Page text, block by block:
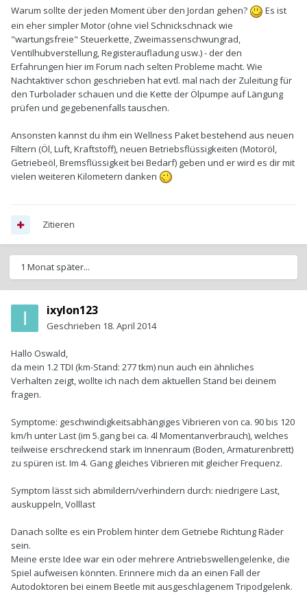
Warum sollte der jeden Moment über den Jordan gehen?
Es ist
ein eher simpler Motor (ohne viel Schnickschnack wie
"wartungsfreie" Steuerkette, Zweimassenschwungrad,
Ventilhubverstellung, Registeraufladung usw.) - der den
Erfahrungen hier im Forum nach selten Probleme macht. Wie
Nachtaktiver schon geschrieben hat evtl. mal nach der Zuleitung für
den Turbolader schauen und die Kette der Ölpumpe auf Längung
prüfen und gegebenenfalls tauschen.
Ansonsten kannst du ihm ein Wellness Paket bestehend aus neuen
Filtern (Öl, Luft, Kraftstoff), neuen Betriebsflüssigkeiten (Motoröl,
Getriebeöl, Bremsflüssigkeit bei Bedarf) geben und er wird es dir mit
vielen weiteren Kilometern danken
Zitieren
1 Monat später...
ixylon123
Geschrieben 18. April 2014
Hallo Oswald,
da mein 1.2 TDI (km-Stand: 277 tkm) nun auch ein ähnliches
Verhalten zeigt, wollte ich nach dem aktuellen Stand bei deinem
fragen.
Symptome: geschwindigkeitsabhängiges Vibrieren von ca. 90 bis 120
km/h unter Last (im 5.gang bei ca. 4l Momentanverbrauch), welches
teilweise erschreckend stark im Innenraum (Boden, Armaturenbrett)
zu spüren ist. Im 4. Gang gleiches Vibrieren mit gleicher Frequenz.
Symptom lässt sich abmildern/verhindern durch: niedrigere Last,
auskuppeln, Volllast
Danach sollte es ein Problem hinter dem Getriebe Richtung Räder
sein.
Meine erste Idee war ein oder mehrere Antriebswellengelenke, die
Spiel aufweisen könnten. Erinnere mich da an einen Fall der
Autodoktoren bei einem Beetle mit ausgeschlagenem Tripodgelenk.